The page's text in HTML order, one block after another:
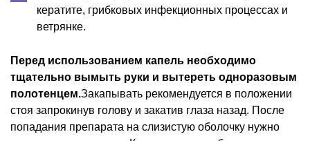
кератите, грибковых инфекционных процессах и
ветрянке.
Перед использованием капель необходимо
тщательно вымыть руки и вытереть одноразовым
полотенцем.Закапывать рекомендуется в положении
стоя запрокинув голову и закатив глаза назад. После
попадания препарата на слизистую оболочку нужно